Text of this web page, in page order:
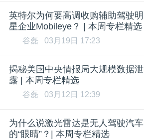
英特尔为何要高调收购辅助驾驶明
星企业Mobileye？ | 本周专栏精选
谷磊 03月19日 17:23
揭秘美国中央情报局大规模数据泄
露 | 本周专栏精选
谷磊 03月12日 12:39
为什么说激光雷达是无人驾驶汽车
的“眼睛”？| 本周专栏精选